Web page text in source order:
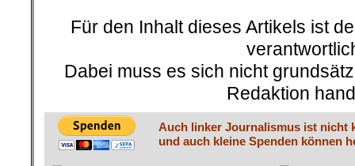
Für den Inhalt dieses Artikels ist
Dabei muss es sich nicht
Redaktion
Auch linker Journalismus ist nicht
und auch kleine Spenden können